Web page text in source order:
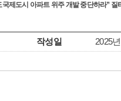
국제도시 아파트 위주 개발 중단하라” 질
작성일
2025